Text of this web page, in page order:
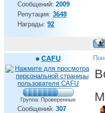
Сообщений: 2009
Репутация: 3648
Награды: 92
CAFU
Группа: Проверенные
Сообщений: 307